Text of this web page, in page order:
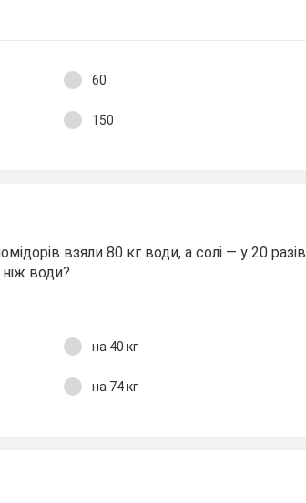
60
150
взяли 80 кг води, а солі — у 20
ніж води?
на 40 кг
на 74 кг